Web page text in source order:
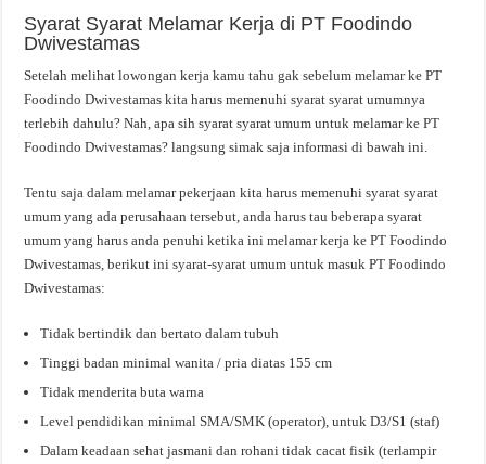
Syarat Syarat Melamar Kerja di PT Foodindo
Dwivestamas
Setelah melihat lowongan kerja kamu tahu gak sebelum melamar ke PT
Foodindo Dwivestamas kita harus memenuhi syarat syarat umumnya
terlebih dahulu? Nah, apa sih syarat syarat umum untuk melamar ke PT
Foodindo Dwivestamas? langsung simak saja informasi di bawah ini.
Tentu saja dalam melamar pekerjaan kita harus memenuhi syarat syarat
umum yang ada perusahaan tersebut, anda harus tau beberapa syarat
umum yang harus anda penuhi ketika ini melamar kerja ke PT Foodindo
Dwivestamas, berikut ini syarat-syarat umum untuk masuk PT Foodindo
Dwivestamas:
Tidak bertindik dan bertato dalam tubuh
Tinggi badan minimal wanita / pria diatas 155 cm
Tidak menderita buta warna
Level pendidikan minimal SMA/SMK (operator), untuk D3/S1 (staf)
Dalam keadaan sehat jasmani dan rohani tidak cacat fisik (terlampir